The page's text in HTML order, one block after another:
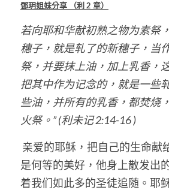
鄧玥姐妹分享 （利 2 章）
若向耶和华献初熟之物为素祭
穗子，就是轧了的新穗子，当
祭，并要抹上油，加上乳香，
把其中作为记念的，就是一些
些油，并所有的乳香，都焚烧
火祭。” (利未记 2:14-16 )
是何等的美好，他身上散发出
着我们如此多的圣徒追随。耶